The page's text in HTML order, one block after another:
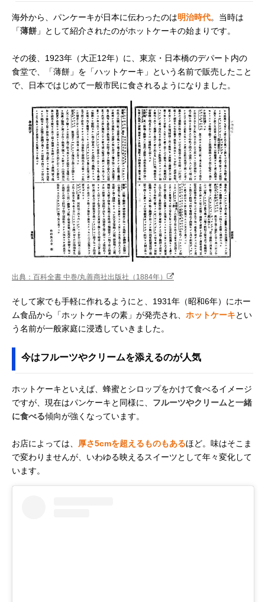
海外から、パンケーキが日本に伝わったのは明治時代。当時は
「薄餅 」として紹介されたのがホットケーキの始まりです。
その後、1923年（大正12年）に、東京・日本橋のデパート内の
食堂で、「薄餅」を「ハットケーキ」という名前で販売したこと
で、日本ではじめて一般市民に食されるようになりました。
出典：百科全書 中巻/丸善商社出版社（1884年）
そして家でも手軽に作れるようにと、1931年（昭和6年）にホー
ム食品から「ホットケーキの素」が発売され、 ホットケーキとい
う名前が一般家庭に浸透していきました。
今はフルーツやクリームを添えるのが人気
ホットケーキといえば、蜂蜜とシロップをかけて食べるイメージ
ですが、現在はパンケーキと同様に、 フルーツやクリームと一緒
に食べる傾向が強くなっています。
お店によっては、 厚さ5cmを超えるものもあるほど。味はそこま
で変わりませんが、いわゆる映えるスイーツとして年々変化して
います。